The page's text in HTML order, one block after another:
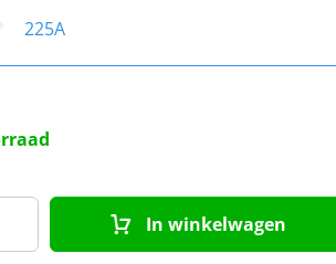
225A
In winkelwagen